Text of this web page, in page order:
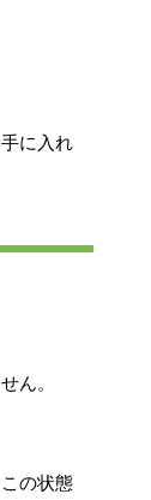
に入れ
ん。
の状態